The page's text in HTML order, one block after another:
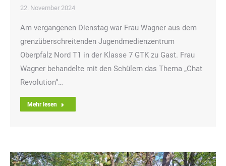
22. November 2024
Am vergangenen Dienstag war Frau Wagner aus dem
grenzüberschreitenden Jugendmedienzentrum
Oberpfalz Nord T1 in der Klasse 7 GTK zu Gast. Frau
Wagner behandelte mit den Schülern das Thema „Chat
Revolution“…
Mehr lesen